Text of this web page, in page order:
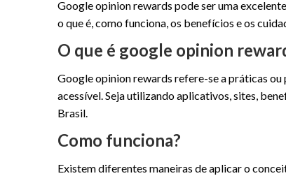
Google opinion rewards pode ser uma
o que é, como funciona, os benefícios e os
O que é google opinion
Google opinion rewards refere-se a práticas
acessível. Seja utilizando aplicativos, sites,
Brasil.
Como funciona?
Existem diferentes maneiras de aplicar o